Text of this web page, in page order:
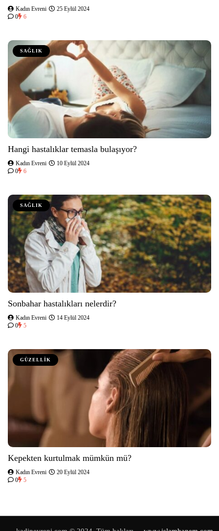
Kadın Evreni
25 Eylül 2024
0
6
SAĞLIK
Hangi hastalıklar temasla bulaşıyor?
Kadın Evreni
10 Eylül 2024
0
6
SAĞLIK
Sonbahar hastalıkları nelerdir?
Kadın Evreni
14 Eylül 2024
0
5
GÜZELLİK
Kepekten kurtulmak mümkün mü?
Kadın Evreni
20 Eylül 2024
0
5